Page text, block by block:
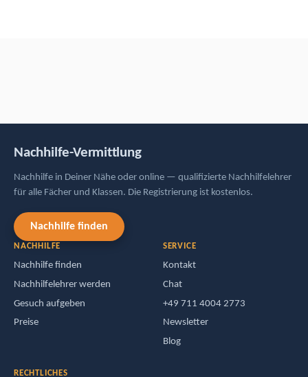
Nachhilfe-Vermittlung
Nachhilfe in Deiner Nähe oder online — qualifizierte Nachhilfelehrer
für alle Fächer und Klassen. Die Registrierung ist kostenlos.
Nachhilfe finden
NACHHILFE
Nachhilfe finden
Nachhilfelehrer werden
Gesuch aufgeben
Preise
SERVICE
Kontakt
Chat
+49 711 4004 2773
Newsletter
Blog
RECHTLICHES